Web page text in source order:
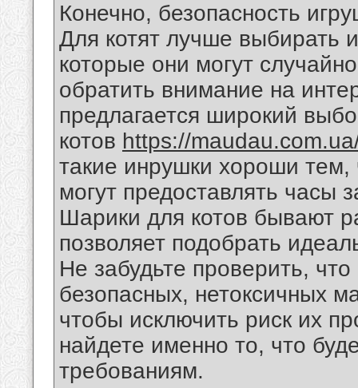
Конечно, безопасность
Для котят лучше выбирать
которые они могут
обратить внимание на
предлагается широкий
котов https://
такие инрушки хороши
могут предоставлять часы
Шарики для котов бывают
позволяет подобрать
Не забудьте проверить,
безопасных, нетоксичных
чтобы исключить риск их
найдете именно то, что
требованиям.